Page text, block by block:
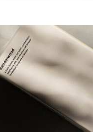
Divi
Lorem ipsum dolor sit